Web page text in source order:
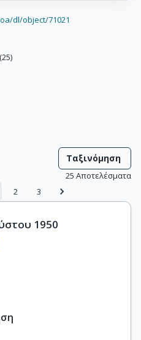
dl/object/71021
Ταξινόμηση
25 Αποτελέσματα
2 3
1950